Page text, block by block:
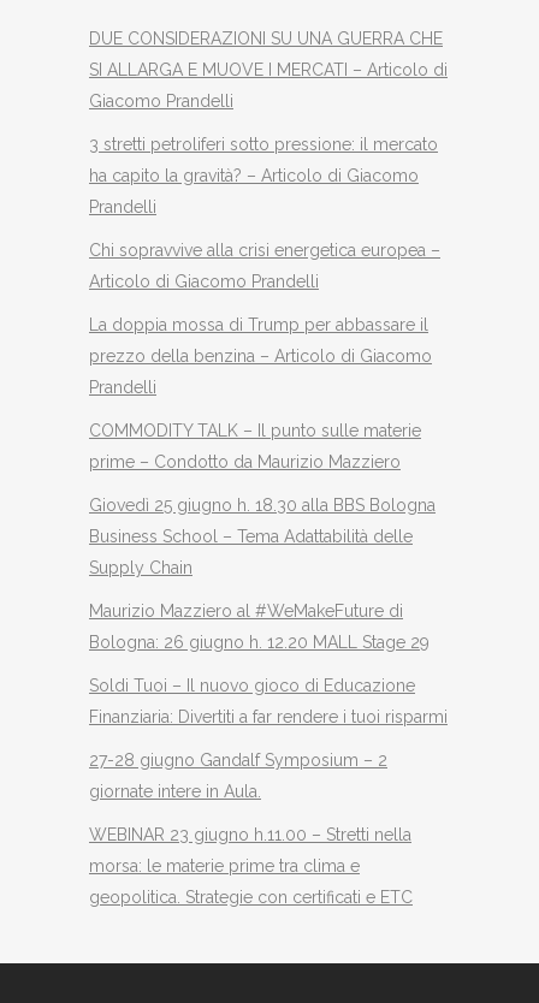
DUE CONSIDERAZIONI SU UNA GUERRA CHE
SI ALLARGA E MUOVE I MERCATI – Articolo di
Giacomo Prandelli
3 stretti petroliferi sotto pressione: il mercato
ha capito la gravità? – Articolo di Giacomo
Prandelli
Chi sopravvive alla crisi energetica europea –
Articolo di Giacomo Prandelli
La doppia mossa di Trump per abbassare il
prezzo della benzina – Articolo di Giacomo
Prandelli
COMMODITY TALK – Il punto sulle materie
prime – Condotto da Maurizio Mazziero
Giovedì 25 giugno h. 18.30 alla BBS Bologna
Business School – Tema Adattabilità delle
Supply Chain
Maurizio Mazziero al #WeMakeFuture di
Bologna: 26 giugno h. 12.20 MALL Stage 29
Soldi Tuoi – Il nuovo gioco di Educazione
Finanziaria: Divertiti a far rendere i tuoi risparmi
27-28 giugno Gandalf Symposium – 2
giornate intere in Aula.
WEBINAR 23 giugno h.11.00 – Stretti nella
morsa: le materie prime tra clima e
geopolitica. Strategie con certificati e ETC